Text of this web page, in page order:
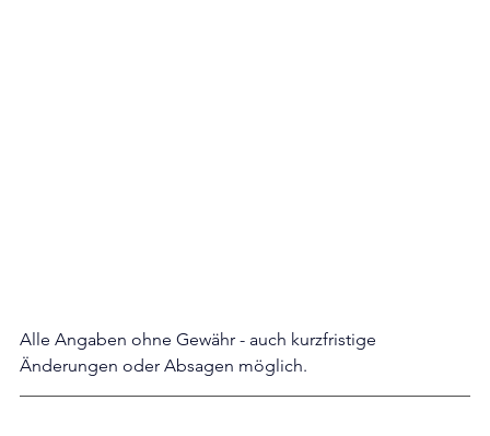
Alle Angaben ohne Gewähr - auch kurzfristige
Änderungen oder Absagen möglich.